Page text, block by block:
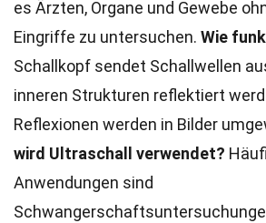
es Ärzten, Organe und Gewebe
Eingriffe zu untersuchen. Wie
Schallkopf sendet Schallwellen
inneren Strukturen reflektiert
Reflexionen werden in Bilder
wird Ultraschall verwendet?
Anwendungen sind